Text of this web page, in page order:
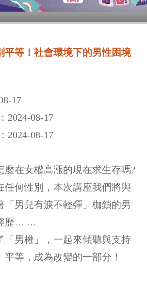
平等！社會環境下的男性困境
17
2024-08-17
2024-08-17
麼在女權高漲的現在求生存嗎?
任何性別，本次講座我們將與
「男兒有淚不輕彈」枷鎖的男
歷… …
「男權」，一起來傾聽與支持
等，成為改變的一部分！